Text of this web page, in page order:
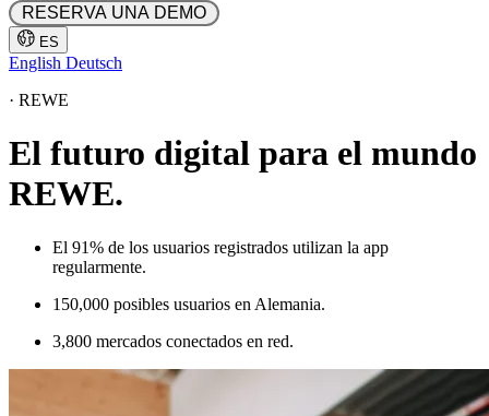
ES
English Deutsch
· REWE
El futuro digital para el mundo
REWE.
El 91% de los usuarios registrados utilizan la app
regularmente.
150,000 posibles usuarios en Alemania.
3,800 mercados conectados en red.